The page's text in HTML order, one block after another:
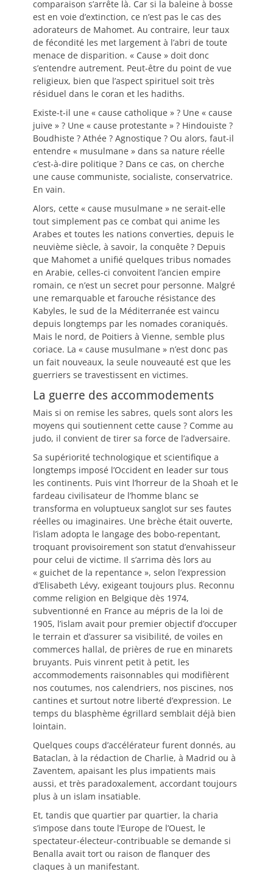
comparaison s’arrête là. Car si la baleine à bosse
est en voie d’extinction, ce n’est pas le cas des
adorateurs de Mahomet. Au contraire, leur taux
de fécondité les met largement à l’abri de toute
menace de disparition. « Cause » doit donc
s’entendre autrement. Peut-être du point de vue
religieux, bien que l’aspect spirituel soit très
résiduel dans le coran et les hadiths.
Existe-t-il une « cause catholique » ? Une « cause
juive » ? Une « cause protestante » ? Hindouiste ?
Boudhiste ? Athée ? Agnostique ? Ou alors, faut-il
entendre « musulmane » dans sa nature réelle
c’est-à-dire politique ? Dans ce cas, on cherche
une cause communiste, socialiste, conservatrice.
En vain.
Alors, cette « cause musulmane » ne serait-elle
tout simplement pas ce combat qui anime les
Arabes et toutes les nations converties, depuis le
neuvième siècle, à savoir, la conquête ? Depuis
que Mahomet a unifié quelques tribus nomades
en Arabie, celles-ci convoitent l’ancien empire
romain, ce n’est un secret pour personne. Malgré
une remarquable et farouche résistance des
Kabyles, le sud de la Méditerranée est vaincu
depuis longtemps par les nomades coraniqués.
Mais le nord, de Poitiers à Vienne, semble plus
coriace. La « cause musulmane » n’est donc pas
un fait nouveaux, la seule nouveauté est que les
guerriers se travestissent en victimes.
La guerre des accommodements
Mais si on remise les sabres, quels sont alors les
moyens qui soutiennent cette cause ? Comme au
judo, il convient de tirer sa force de l’adversaire.
Sa supériorité technologique et scientifique a
longtemps imposé l’Occident en leader sur tous
les continents. Puis vint l’horreur de la Shoah et le
fardeau civilisateur de l’homme blanc se
transforma en voluptueux sanglot sur ses fautes
réelles ou imaginaires. Une brèche était ouverte,
l’islam adopta le langage des bobo-repentant,
troquant provisoirement son statut d’envahisseur
pour celui de victime. Il s’arrima dès lors au
« guichet de la repentance », selon l’expression
d’Elisabeth Lévy, exigeant toujours plus. Reconnu
comme religion en Belgique dès 1974,
subventionné en France au mépris de la loi de
1905, l’islam avait pour premier objectif d’occuper
le terrain et d’assurer sa visibilité, de voiles en
commerces hallal, de prières de rue en minarets
bruyants. Puis vinrent petit à petit, les
accommodements raisonnables qui modifièrent
nos coutumes, nos calendriers, nos piscines, nos
cantines et surtout notre liberté d’expression. Le
temps du blasphème égrillard semblait déjà bien
lointain.
Quelques coups d’accélérateur furent donnés, au
Bataclan, à la rédaction de Charlie, à Madrid ou à
Zaventem, apaisant les plus impatients mais
aussi, et très paradoxalement, accordant toujours
plus à un islam insatiable.
Et, tandis que quartier par quartier, la charia
s’impose dans toute l’Europe de l’Ouest, le
spectateur-électeur-contribuable se demande si
Benalla avait tort ou raison de flanquer des
claques à un manifestant.